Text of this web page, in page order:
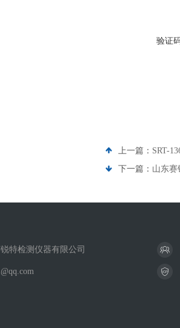
验证
上一篇： SRT-
下一篇： 山东赛
特检测仪器有限公司